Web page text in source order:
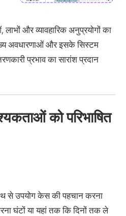
और व्यावहारिक अनुप्रयोगों का
अवधारणाओं और इसके सिस्टम
प्रभाव का सारांश प्रदान
को परिभाषित
से उपयोग केस की पहचान करना
घंटों या यहां तक कि दिनों तक ले